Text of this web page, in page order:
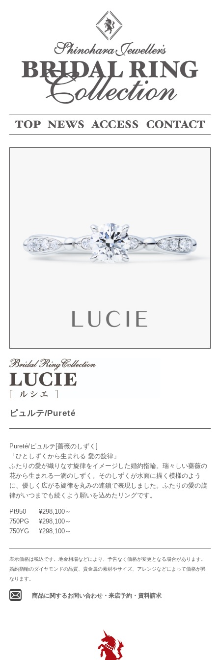
ピュルテ/Pureté
Pureté/ピュルテ[薔薇のしずく]
「ひとしずくから生まれる 愛の旋律」
ふたりの愛が織りなす旋律をイメージした婚約指輪。瑞々しい薔薇の
花から生まれる一滴のしずく。そのしずくが水面に描く模様のよう
に、優しく広がる旋律を丸みの連鎖で表現しました。ふたりの愛の旋
律がいつまでも続くよう願いを込めたリングです。
Pt950
¥298,100～
750PG
¥298,100～
750YG
¥298,100～
表示価格は税込です。地金相場などにより、予告なく価格が変更となる場合があります。
婚約指輪のダイヤモンドの品質、貴金属の素材やサイズ、アレンジなどによって価格が異
なります。
商品に関するお問い合わせ・来店予約・資料請求